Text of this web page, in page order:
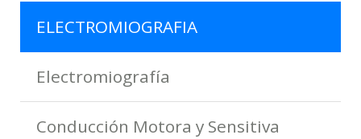
ELECTROMIOGRAFIA
Electromiografía
Conducción Motora y Sensitiva